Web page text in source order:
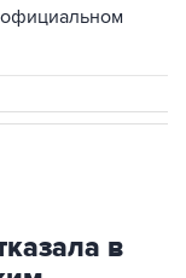
в
ЧЕ